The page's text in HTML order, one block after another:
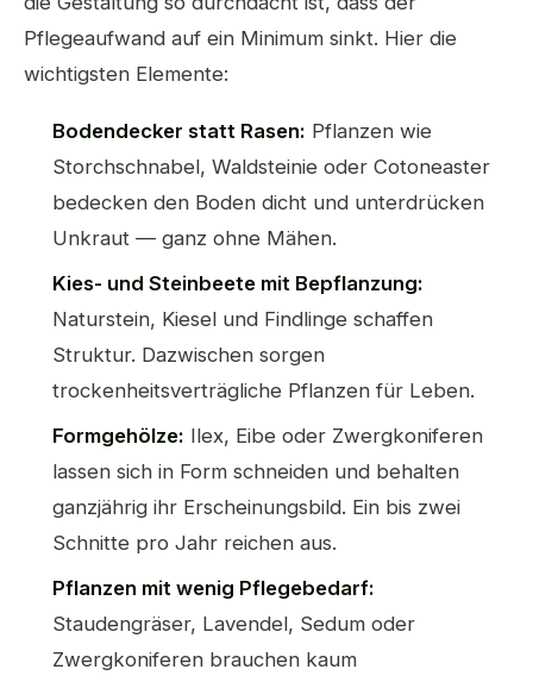
Pflegeaufwand auf ein Minimum sinkt. Hier die
wichtigsten Elemente:
Bodendecker statt Rasen: Pflanzen wie
Storchschnabel, Waldsteinie oder Cotoneaster
bedecken den Boden dicht und unterdrücken
Unkraut — ganz ohne Mähen.
Kies- und Steinbeete mit Bepflanzung:
Naturstein, Kiesel und Findlinge schaffen
Struktur. Dazwischen sorgen
trockenheitsverträgliche Pflanzen für Leben.
Formgehölze: Ilex, Eibe oder Zwergkoniferen
lassen sich in Form schneiden und behalten
ganzjährig ihr Erscheinungsbild. Ein bis zwei
Schnitte pro Jahr reichen aus.
Pflanzen mit wenig Pflegebedarf:
Staudengräser, Lavendel, Sedum oder
Zwergkoniferen brauchen kaum